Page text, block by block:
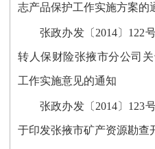
志产品保护工作实施方案的
张政办发〔2014〕
转人保财险张掖市分公司
工作实施意见的通知
张政办发〔2014〕
于印发张掖市矿产资源勘查